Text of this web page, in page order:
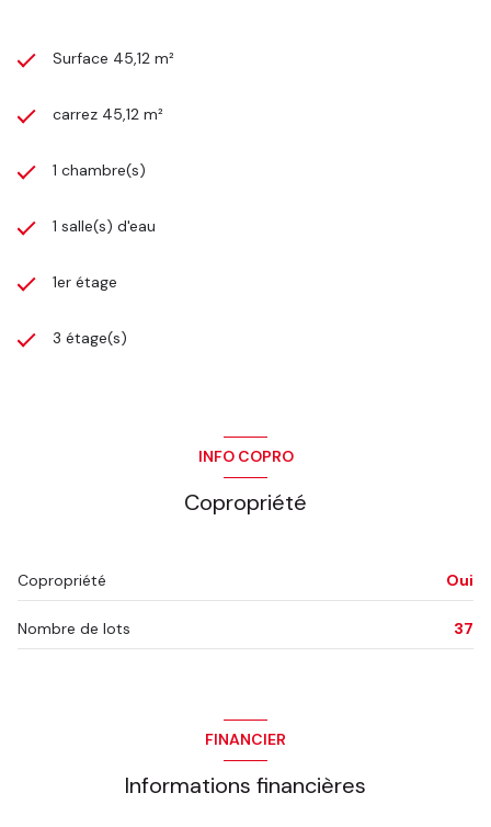
Surface 45,12 m²
carrez 45,12 m²
1 chambre(s)
1 salle(s) d'eau
1er étage
3 étage(s)
INFO COPRO
Copropriété
Copropriété Oui
Nombre de lots 37
FINANCIER
Informations financières